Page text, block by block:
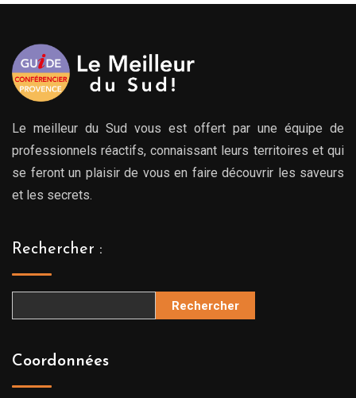
Le meilleur du Sud vous est offert par une équipe de
professionnels réactifs, connaissant leurs territoires et qui
se feront un plaisir de vous en faire découvrir les saveurs
et les secrets.
Rechercher :
Rechercher
Coordonnées